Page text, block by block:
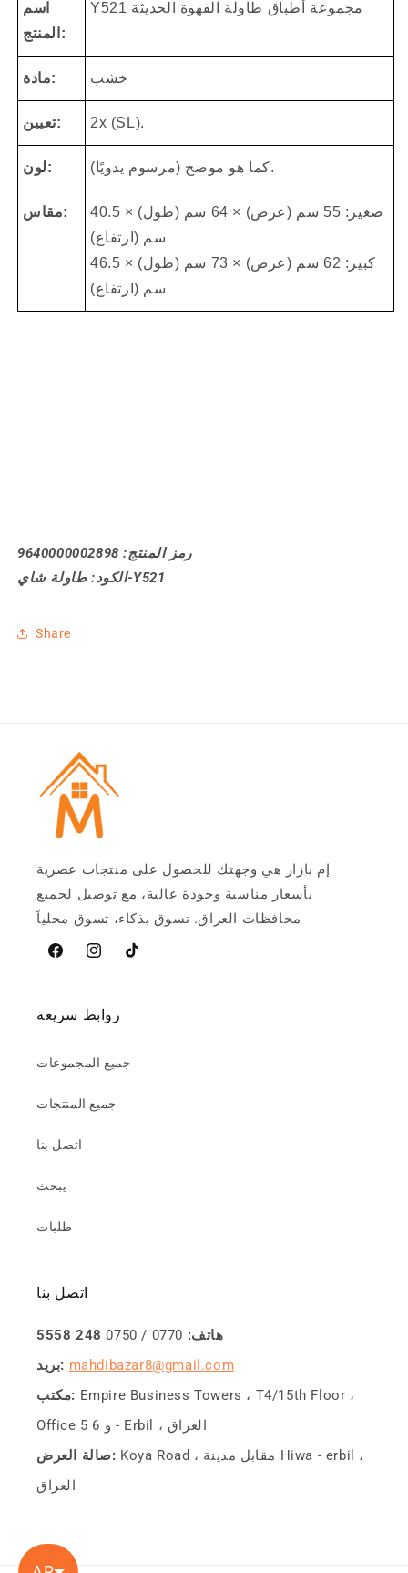
اسم
المنتج:
Y521 مجموعة أطباق طاولة القهوة الحديثة
مادة: خشب
تعيين: 2x (SL).
لون: كما هو موضح (مرسوم يدويًا).
مقاس:
صغير: 55 سم (عرض) × 64 سم (طول) × 40.5
سم (ارتفاع)
كبير: 62 سم ​​(عرض) × 73 سم (طول) × 46.5
سم (ارتفاع)
رمز المنتج: 9640000002898
الكود: طاولة شاي-Y521
Share
إم بازار هي وجهتك للحصول على منتجات عصرية
بأسعار مناسبة وجودة عالية، مع توصيل لجميع
محافظات العراق. تسوق بذكاء، تسوق محلياً
فيسبوكInstagram
تيخوك
روابط سريعة
جميع المجموعات
جميع المنتجات
اتصل بنا
يبحث
طلبات
اتصل بنا
هاتف:
248 5558
بريد: mahdibazar8@gmail.com
مكتب: Empire Business Towers ، T4/15th Floor ،
Office 5 و 6 - Erbil ، العراق
صالة العرض: Koya Road ، مقابل مدينة Hiwa - erbil ،
العراق